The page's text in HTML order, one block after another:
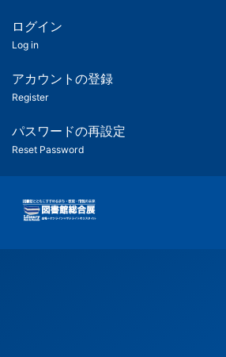
ツ
匿
名
ユ
ー
ー
用
メ
ログイン
Log in
アカウントの登録
Register
パスワードの再設定
Reset Password